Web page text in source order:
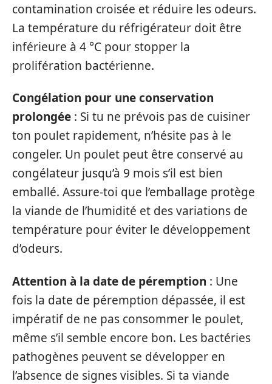
contamination croisée et réduire les odeurs.
La température du réfrigérateur doit être
inférieure à 4 °C pour stopper la
prolifération bactérienne.
Congélation pour une conservation
prolongée : Si tu ne prévois pas de cuisiner
ton poulet rapidement, n’hésite pas à le
congeler. Un poulet peut être conservé au
congélateur jusqu’à 9 mois s’il est bien
emballé. Assure-toi que l’emballage protège
la viande de l’humidité et des variations de
température pour éviter le développement
d’odeurs.
Attention à la date de péremption : Une
fois la date de péremption dépassée, il est
impératif de ne pas consommer le poulet,
même s’il semble encore bon. Les bactéries
pathogènes peuvent se développer en
l’absence de signes visibles. Si ta viande